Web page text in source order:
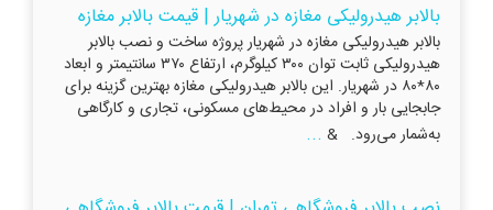
بالابر هیدرولیکی مغازه در شهریار | قیمت بالابر مغازه
بالابر هیدرولیکی مغازه در شهریار پروژه ساخت و نصب بالابر
هیدرولیکی ثابت توان ۳۰۰ کیلوگرم، ارتفاع ۳۷۰ سانتیمتر و ابعاد
۸۰*۸۰ در شهریار. این بالابر هیدرولیکی مغازه بهترین گزینه برای
جابجایی بار و افراد در محیط‌های مسکونی، تجاری و کارگاهی
به‌شمار می‌رود. & ...